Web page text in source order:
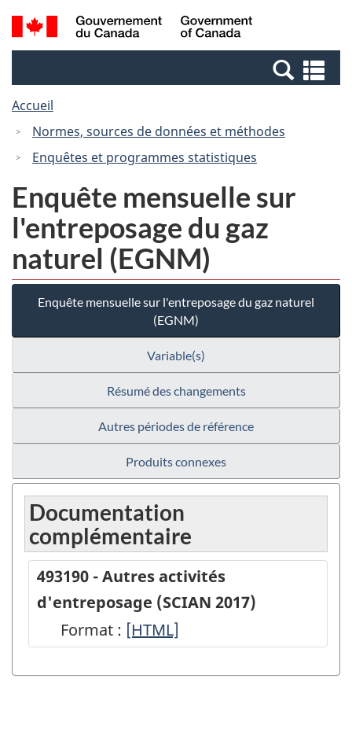
Passer
au
Passer
à
Canada
Recherche
et
et
Accueil
Normes, sources de données et méthodes
Enquêtes et programmes statistiques
Enquête mensuelle sur
l'entreposage du gaz
naturel (EGNM)
Enquête mensuelle sur l'entreposage du gaz naturel
(EGNM)
Variable(s)
Résumé des changements
Autres périodes de référence
Produits connexes
Documentation
complémentaire
493190 - Autres activités
d'entreposage (SCIAN 2017)
Format : 493190
Autres
[HTML]